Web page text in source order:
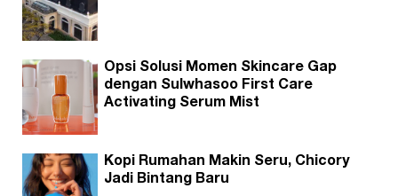
Opsi Solusi Momen Skincare Gap
dengan Sulwhasoo First Care
Activating Serum Mist
Kopi Rumahan Makin Seru, Chicory
Jadi Bintang Baru